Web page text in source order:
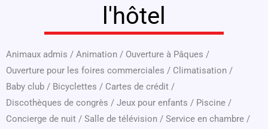
l'hôtel
Animaux admis / Animation / Ouverture à Pâques /
Ouverture pour les foires commerciales / Climatisation /
Baby club / Bicyclettes / Cartes de crédit /
Discothèques de congrès / Jeux pour enfants / Piscine /
Concierge de nuit / Salle de télévision / Service en chambre /